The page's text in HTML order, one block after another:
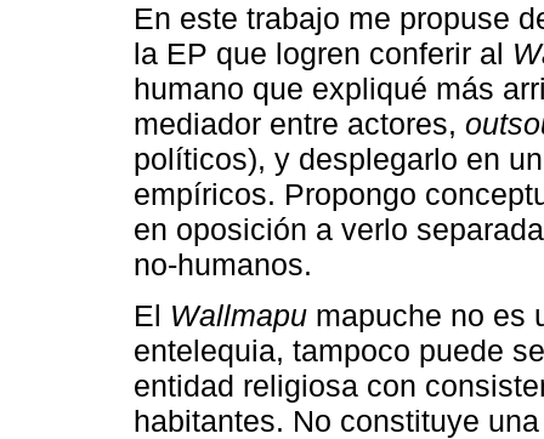
En este trabajo me propuse
la EP que logren conferir al
humano que expliqué más
mediador entre actores,
políticos), y desplegarlo en
empíricos. Propongo
en oposición a verlo
no-humanos.
El Wallmapu mapuche no es
entelequia, tampoco puede
entidad religiosa con
habitantes. No constituye